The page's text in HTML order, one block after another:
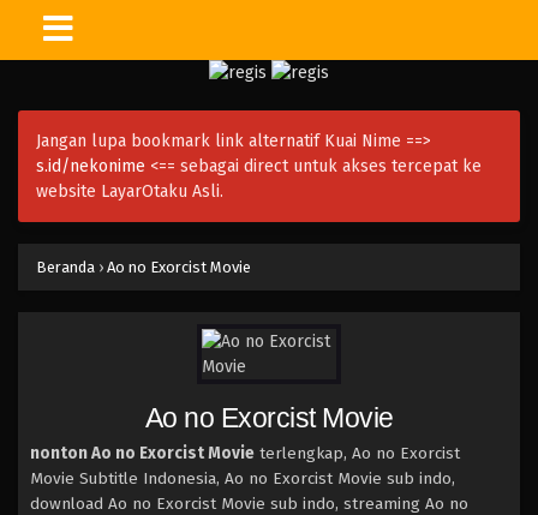
Jangan lupa bookmark link alternatif Kuai Nime ==>
s.id/nekonime <== sebagai direct untuk akses tercepat ke
website LayarOtaku Asli.
Beranda › Ao no Exorcist Movie
Ao no Exorcist Movie
nonton Ao no Exorcist Movie terlengkap, Ao no Exorcist
Movie Subtitle Indonesia, Ao no Exorcist Movie sub indo,
download Ao no Exorcist Movie sub indo, streaming Ao no